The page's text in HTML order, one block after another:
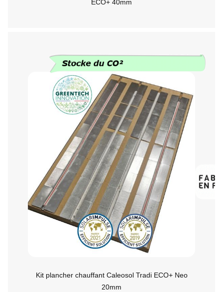
ECO+ 40mm
Kit plancher chauffant Caleosol Tradi ECO+ Neo
20mm